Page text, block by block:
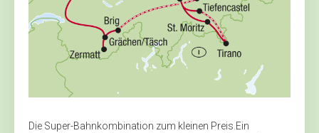
Die Super-Bahnkombination zum kleinen Preis.Ein